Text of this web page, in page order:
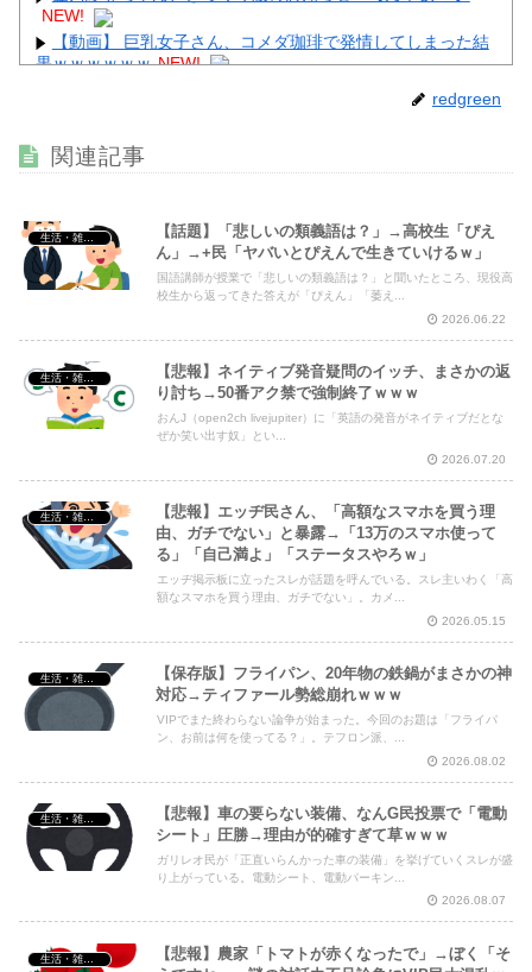
NEW!
【動画】 巨乳女子さん、コメダ珈琲で発情してしまった結
果ｗｗｗｗｗｗ NEW!
もピンと立ってる
Powered by livedoor 相互RSS
redgreen
関連記事
【話題】「悲しいの類義語は？」→高校生「ぴえ
ん」→+民「ヤバいとぴえんで生きていけるｗ」
国語講師が授業で「悲しいの類義語は？」と聞いたところ、現役高
校生から返ってきた答えが「ぴえん」「萎え...
2026.06.22
【悲報】ネイティブ発音疑問のイッチ、まさかの返
り討ち→50番アク禁で強制終了ｗｗｗ
おんJ（open2ch livejupiter）に「英語の発音がネイティブだとな
ぜか笑い出す奴」とい...
2026.07.20
生活・雑談・恋愛
【悲報】エッヂ民さん、「高額なスマホを買う理
由、ガチでない」と暴露→「13万のスマホ使って
る」「自己満よ」「ステータスやろｗ」
エッヂ掲示板に立ったスレが話題を呼んでいる。スレ主いわく「高
額なスマホを買う理由、ガチでない」。カメ...
2026.05.15
生活・雑談・恋愛
【保存版】フライパン、20年物の鉄鍋がまさかの神
対応→ティファール勢総崩れｗｗｗ
VIPでまた終わらない論争が始まった。今回のお題は「フライパ
ン、お前は何を使ってる？」。テフロン派、...
2026.08.02
生活・雑談・恋愛
【悲報】車の要らない装備、なんG民投票で「電動
シート」圧勝→理由が的確すぎて草ｗｗｗ
ガリレオ民が「正直いらんかった車の装備」を挙げていくスレが盛
り上がっている。電動シート、電動パーキン...
2026.08.07
生活・雑談・恋愛
【悲報】農家「トマトが赤くなったで」→ぼく「そ